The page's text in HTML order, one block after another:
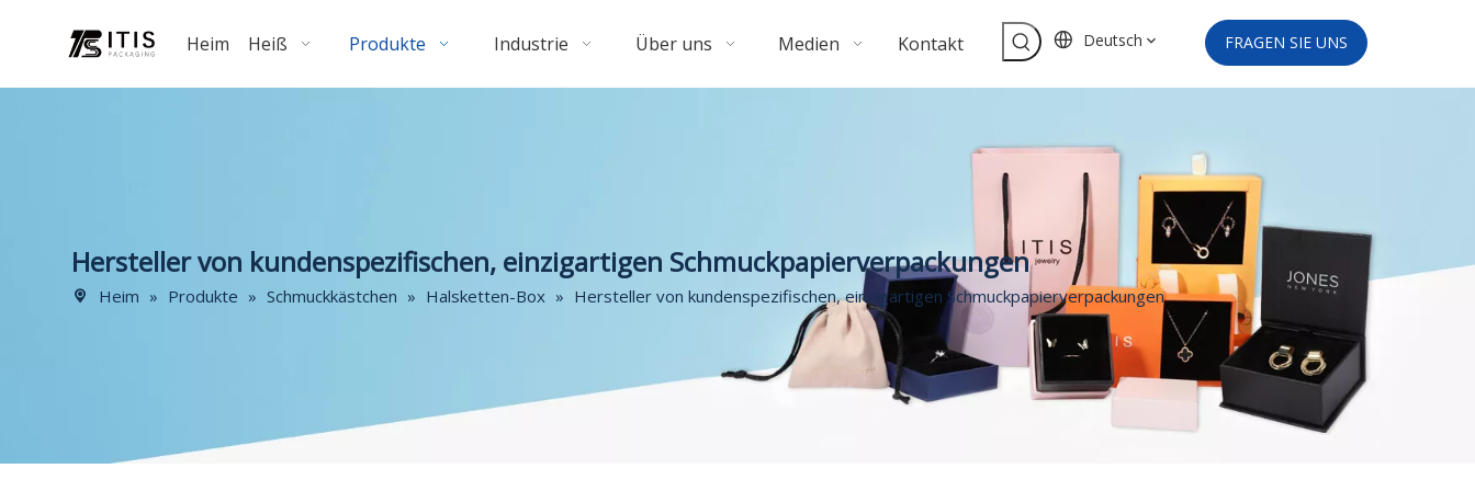
Heim Heiß Produkte Industrie Über uns Medien Kontakt Deutsch FRAGEN SIE UNS
Hersteller von kundenspezifischen, einzigartigen Schmuckpapierverpackungen
Heim » Produkte » Schmuckkästchen » Halsketten-Box » Hersteller von kundenspezifischen, einzigartigen Schmuckpapierverpackungen